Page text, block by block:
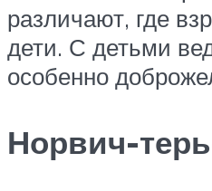
различают, где
дети. С детьми
особенно
Норвич-